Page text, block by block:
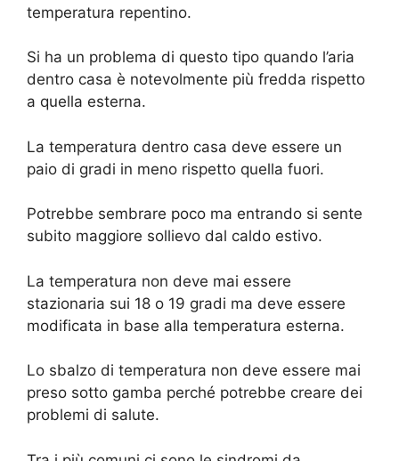
temperatura repentino.
Si ha un problema di questo tipo quando l’aria
dentro casa è notevolmente più fredda rispetto
a quella esterna.
La temperatura dentro casa deve essere un
paio di gradi in meno rispetto quella fuori.
Potrebbe sembrare poco ma entrando si sente
subito maggiore sollievo dal caldo estivo.
La temperatura non deve mai essere
stazionaria sui 18 o 19 gradi ma deve essere
modificata in base alla temperatura esterna.
Lo sbalzo di temperatura non deve essere mai
preso sotto gamba perché potrebbe creare dei
problemi di salute.